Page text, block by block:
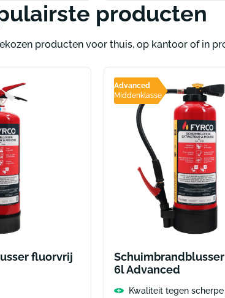
producten
producten voor thuis, op kantoor of in
fluorvrij
Advanced
Middenklasse
6l Advanced
Kwaliteit tegen